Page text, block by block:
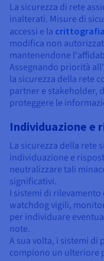
La sicurezza di rete
inalterati. Misure di
accessi e la crittografia
modifica non
mantenendone
Assegnando priorità
la sicurezza della rete
partner e stakeholder,
proteggere le
Individuazione e
La sicurezza della rete
individuazione e
neutralizzare tali
significativi.
I sistemi di
watchdog vigili,
per individuare
note.
A sua volta, i sistemi di
compiono un ulteriore